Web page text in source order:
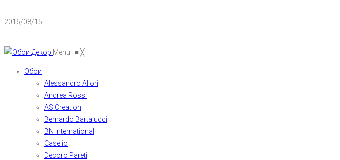
2016/08/15
Menu ≡╳
Обои
Alessandro Allori
Andrea Rossi
AS Creation
Bernardo Bartalucci
BN International
Caselio
Decoro Pareti